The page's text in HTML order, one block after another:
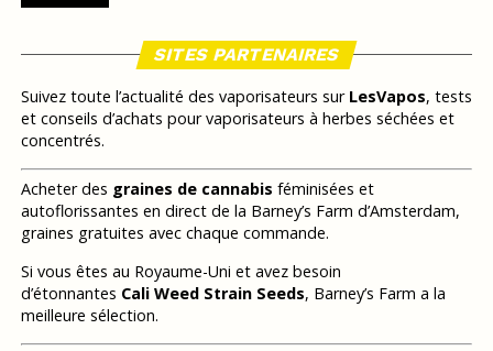
SITES PARTENAIRES
Suivez toute l’actualité des vaporisateurs sur LesVapos, tests
et conseils d’achats pour vaporisateurs à herbes séchées et
concentrés.
Acheter des graines de cannabis féminisées et
autoflorissantes en direct de la Barney’s Farm d’Amsterdam,
graines gratuites avec chaque commande.
Si vous êtes au Royaume-Uni et avez besoin
d’étonnantes Cali Weed Strain Seeds, Barney’s Farm a la
meilleure sélection.